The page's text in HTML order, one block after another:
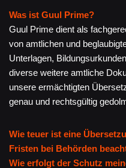
Was ist Guul Prime?
Guul Prime dient als
von amtlichen und
Unterlagen,
diverse weitere amtliche
unsere ermächtigten
genau und rechtsgültig
Wie teuer ist eine
Fristen bei Behörden
Wie erfolgt der Schutz